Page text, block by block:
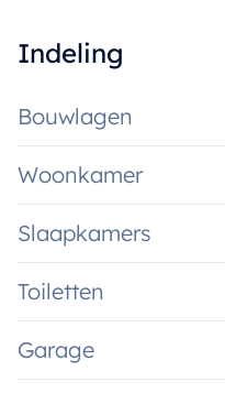
Indeling
Bouwlagen
Woonkamer
Slaapkamers
Toiletten
Garage